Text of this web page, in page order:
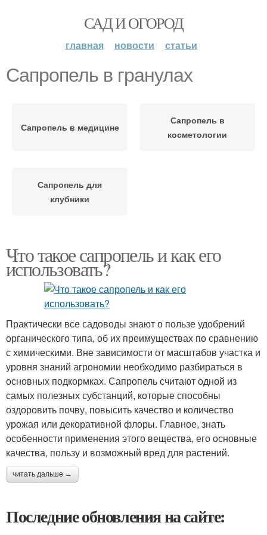
САД И ОГОРОД
главная новости статьи
Сапропель в гранулах
Сапропель в медицине
Сапропель в
косметологии
Сапропель для
клубники
Что такое сапропель и как его
использовать?
Практически все садоводы знают о пользе удобрений
органического типа, об их преимуществах по сравнению
с химическими. Вне зависимости от масштабов участка и
уровня знаний агрономии необходимо разбираться в
основных подкормках. Сапропель считают одной из
самых полезных субстанций, которые способны
оздоровить почву, повысить качество и количество
урожая или декоративной флоры. Главное, знать
особенности применения этого вещества, его основные
качества, пользу и возможный вред для растений.
читать дальше →
Последние обновления на сайте: